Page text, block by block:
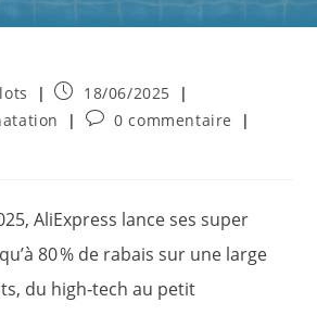
Publication
publiée :
18/06/2025
Commentaires
0 commentaire
AliExpress lance ses super
80 % de rabais sur une large
du high‑tech au petit